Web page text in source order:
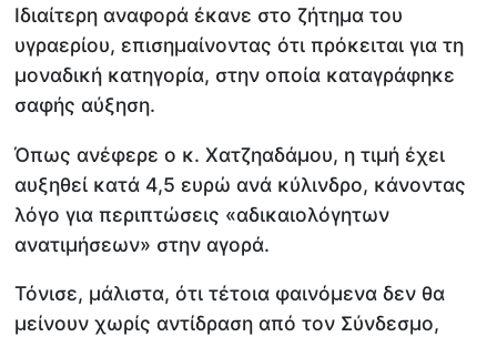
Ιδιαίτερη αναφορά έκανε στο ζήτημα του
υγραερίου, επισημαίνοντας ότι πρόκειται για τη
μοναδική κατηγορία, στην οποία καταγράφηκε
σαφής αύξηση.
Όπως ανέφερε ο κ. Χατζηαδάμου, η τιμή έχει
αυξηθεί κατά 4,5 ευρώ ανά κύλινδρο, κάνοντας
λόγο για περιπτώσεις «αδικαιολόγητων
ανατιμήσεων» στην αγορά.
Τόνισε, μάλιστα, ότι τέτοια φαινόμενα δεν θα
μείνουν χωρίς αντίδραση από τον Σύνδεσμο,